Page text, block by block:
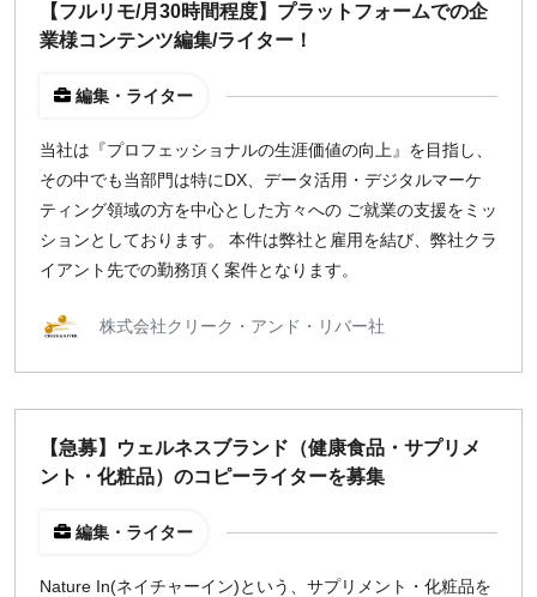
人事
広報
顧問・講師
カスタマーサクセス
その他
閉じる
働き方
リモートのみ
出社希望
出社のみ
副業OK
【フルリモ/月30時間程度】プラットフォームでの企
業様コンテンツ編集/ライター！
編集・ライター
当社は『プロフェッショナルの生涯価値の向上』を目指し、
その中でも当部門は特にDX、データ活用・デジタルマーケ
ティング領域の方を中心とした方々への ご就業の支援をミッ
ションとしております。 本件は弊社と雇用を結び、弊社クラ
イアント先での勤務頂く案件となります。
株式会社クリーク・アンド・リバー社
【急募】ウェルネスブランド（健康食品・サプリメ
ント・化粧品）のコピーライターを募集
編集・ライター
Nature In(ネイチャーイン)という、サプリメント・化粧品を